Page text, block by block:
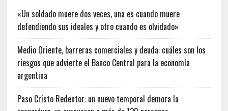
«Un soldado muere dos veces, una es cuando muere
defendiendo sus ideales y otro cuando es olvidado»
Medio Oriente, barreras comerciales y deuda: cuáles son los
riesgos que advierte el Banco Central para la economía
argentina
Paso Cristo Redentor: un nuevo temporal demora la